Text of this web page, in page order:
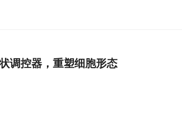
调控器，重塑细胞形态